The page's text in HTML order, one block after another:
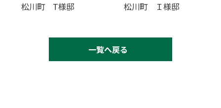
松川町 T様邸 松川町 Ｉ様邸
一覧へ戻る